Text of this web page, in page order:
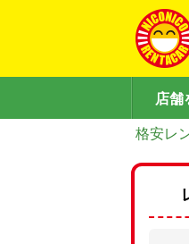
店舗
格安レ